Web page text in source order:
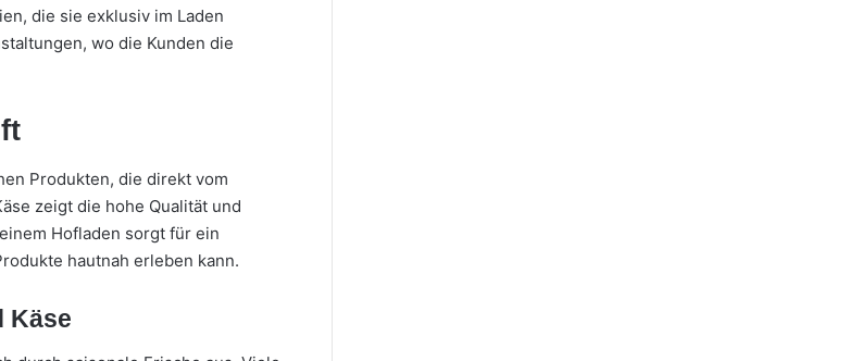
die sie exklusiv im Laden
wo die Kunden die
Produkten, die direkt vom
zeigt die hohe Qualität und
Hofladen sorgt für ein
hautnah erleben kann.
Käse